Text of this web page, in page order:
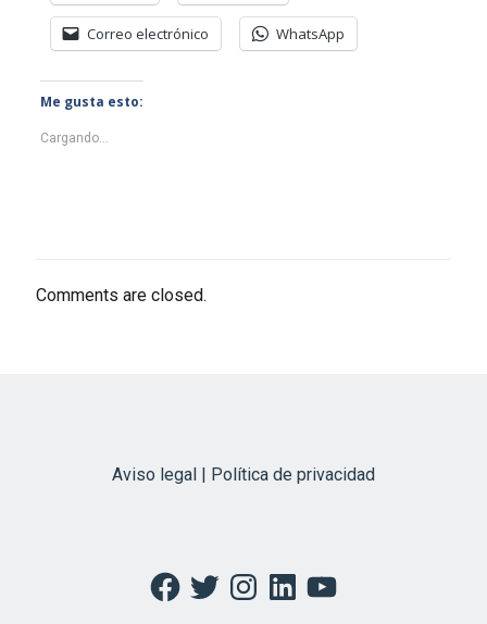
Correo electrónico WhatsApp
Me gusta esto:
Cargando...
Comments are closed.
Aviso legal | Política de privacidad
Facebook
TwitterInstagramLinkedInYouTube